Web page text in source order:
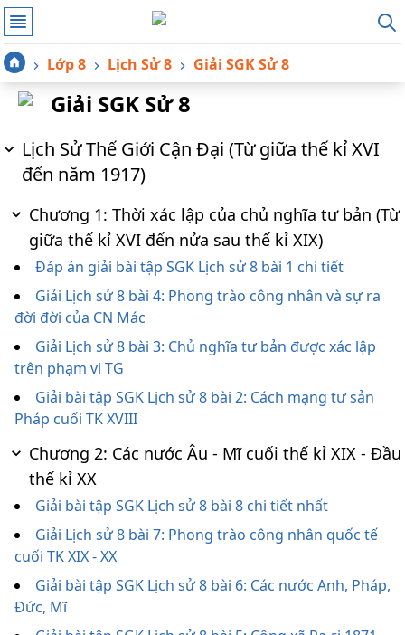
Lớp 8 Lịch Sử 8 Giải SGK Sử 8
Giải SGK Sử 8
Lịch Sử Thế Giới Cận Đại (Từ giữa thế kỉ XVI
đến năm 1917)
Chương 1: Thời xác lập của chủ nghĩa tư bản (Từ
giữa thế kỉ XVI đến nửa sau thế kỉ XIX)
Đáp án giải bài tập SGK Lịch sử 8 bài 1 chi tiết
Giải Lịch sử 8 bài 4: Phong trào công nhân và sự ra
đời đời của CN Mác
Giải Lịch sử 8 bài 3: Chủ nghĩa tư bản được xác lập
trên phạm vi TG
Giải bài tập SGK Lịch sử 8 bài 2: Cách mạng tư sản
Pháp cuối TK XVIII
Chương 2: Các nước Âu - Mĩ cuối thế kỉ XIX - Đầu
thế kỉ XX
Giải bài tập SGK Lịch sử 8 bài 8 chi tiết nhất
Giải Lịch sử 8 bài 7: Phong trào công nhân quốc tế
cuối TK XIX - XX
Giải bài tập SGK Lịch sử 8 bài 6: Các nước Anh, Pháp,
Đức, Mĩ